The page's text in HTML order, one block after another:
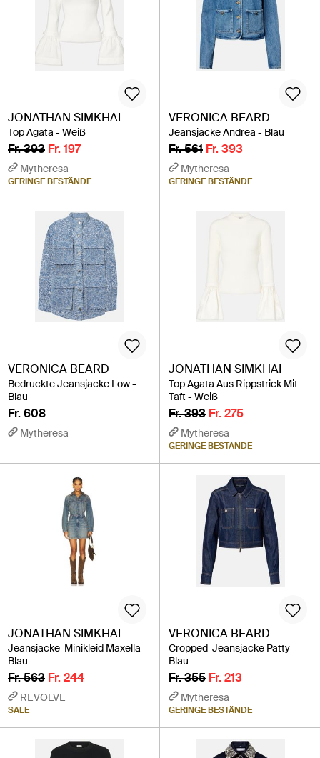
JONATHAN SIMKHAI
Top Agata - Weiß
Fr. 393 Fr. 197
Mytheresa
GERINGE BESTÄNDE
VERONICA BEARD
Jeansjacke Andrea - Blau
Fr. 561 Fr. 393
Mytheresa
GERINGE BESTÄNDE
VERONICA BEARD
Bedruckte Jeansjacke Low -
Blau
Fr. 608
Mytheresa
JONATHAN SIMKHAI
Top Agata Aus Rippstrick Mit
Taft - Weiß
Fr. 393 Fr. 275
Mytheresa
GERINGE BESTÄNDE
JONATHAN SIMKHAI
Jeansjacke-Minikleid Maxella -
Blau
Fr. 563 Fr. 244
REVOLVE
SALE
VERONICA BEARD
Cropped-Jeansjacke Patty -
Blau
Fr. 355 Fr. 213
Mytheresa
GERINGE BESTÄNDE